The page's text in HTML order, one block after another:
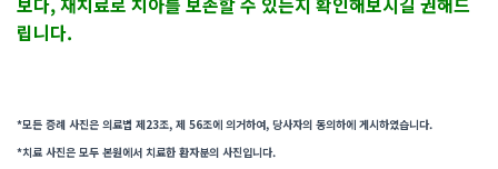
립니다.
*모든 증례 사진은 의료법 제23조, 제 56조에 의거하여, 당사자의 동의하에 게시하였습니다.
*치료 사진은 모두 본원에서 치료한 환자분의 사진입니다.